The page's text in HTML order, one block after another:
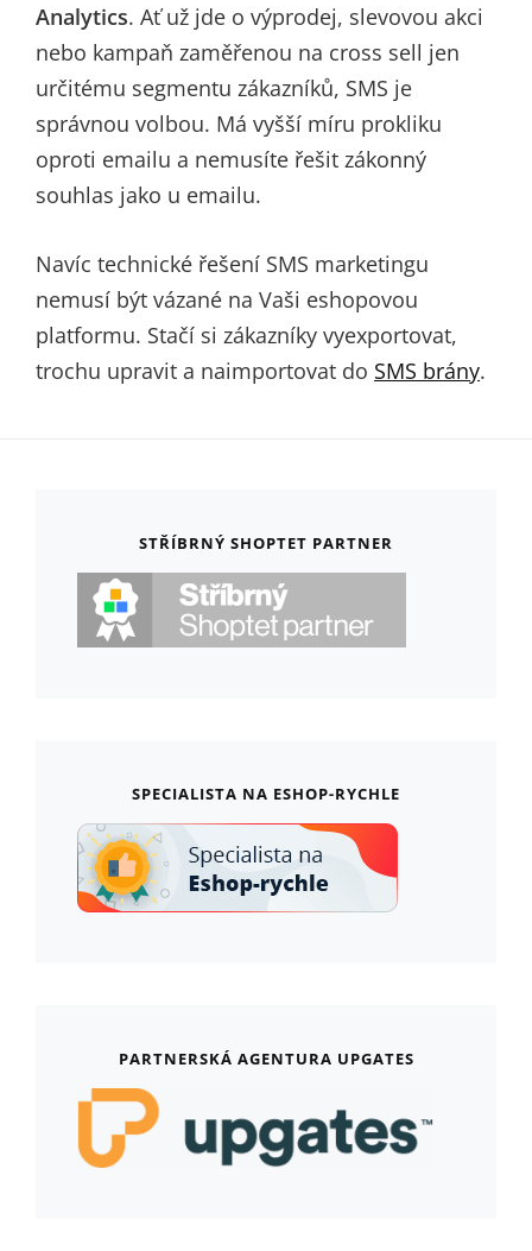
Analytics. Ať už jde o výprodej, slevovou akci
nebo kampaň zaměřenou na cross sell jen
určitému segmentu zákazníků, SMS je
správnou volbou. Má vyšší míru prokliku
oproti emailu a nemusíte řešit zákonný
souhlas jako u emailu.
Navíc technické řešení SMS marketingu
nemusí být vázané na Vaši eshopovou
platformu. Stačí si zákazníky vyexportovat,
trochu upravit a naimportovat do SMS brány.
STŘÍBRNÝ SHOPTET PARTNER
SPECIALISTA NA ESHOP-RYCHLE
PARTNERSKÁ AGENTURA UPGATES